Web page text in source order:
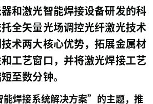
和激光智能焊接设备研发的科
全矢量光场调控光纤激光技术
术两大核心优势，拓展金属材
工艺窗口，并将激光焊接工艺
至数分钟。
焊接系统解决方案”的主题，推